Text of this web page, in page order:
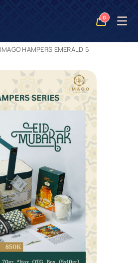
0
Open
IMAGO HAMPERS EMERALD 5